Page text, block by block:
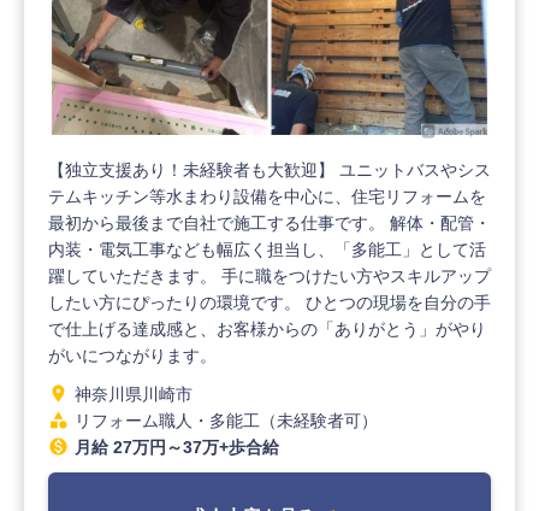
【独立支援あり！未経験者も大歓迎】 ユニットバスやシス
テムキッチン等水まわり設備を中心に、住宅リフォームを
最初から最後まで自社で施工する仕事です。 解体・配管・
内装・電気工事なども幅広く担当し、「多能工」として活
躍していただきます。 手に職をつけたい方やスキルアップ
したい方にぴったりの環境です。 ひとつの現場を自分の手
で仕上げる達成感と、お客様からの「ありがとう」がやり
がいにつながります。
location_on 神奈川県川崎市
category リフォーム職人・多能工（未経験者可）
monetization_on 月給 27万円～37万+歩合給